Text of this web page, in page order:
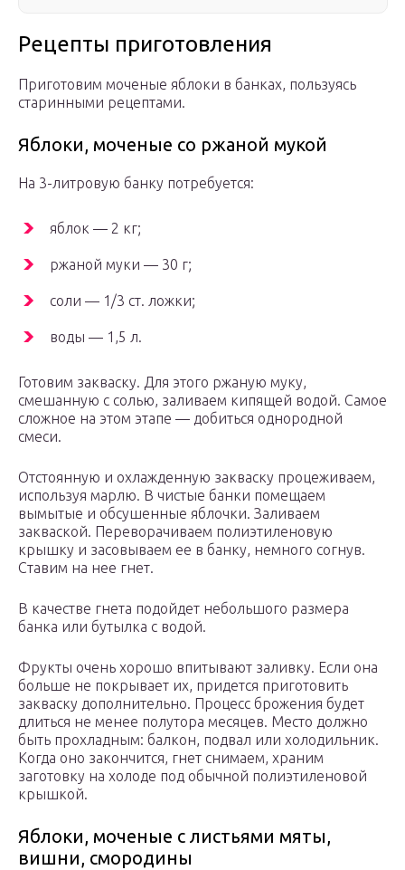
Рецепты приготовления
Приготовим моченые яблоки в банках, пользуясь
старинными рецептами.
Яблоки, моченые со ржаной мукой
На 3-литровую банку потребуется:
яблок — 2 кг;
ржаной муки — 30 г;
соли — 1/3 ст. ложки;
воды — 1,5 л.
Готовим закваску. Для этого ржаную муку,
смешанную с солью, заливаем кипящей водой. Самое
сложное на этом этапе — добиться однородной
смеси.
Отстоянную и охлажденную закваску процеживаем,
используя марлю. В чистые банки помещаем
вымытые и обсушенные яблочки. Заливаем
закваской. Переворачиваем полиэтиленовую
крышку и засовываем ее в банку, немного согнув.
Ставим на нее гнет.
В качестве гнета подойдет небольшого размера
банка или бутылка с водой.
Фрукты очень хорошо впитывают заливку. Если она
больше не покрывает их, придется приготовить
закваску дополнительно. Процесс брожения будет
длиться не менее полутора месяцев. Место должно
быть прохладным: балкон, подвал или холодильник.
Когда оно закончится, гнет снимаем, храним
заготовку на холоде под обычной полиэтиленовой
крышкой.
Яблоки, моченые с листьями мяты,
вишни, смородины